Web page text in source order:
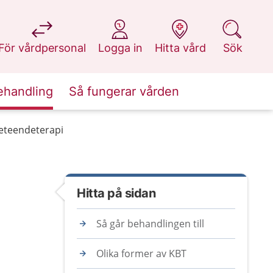
vårdpersonal
på 1177.se
Logga in
på 1177.se
Hitta vård
på 1177.se
Sök
på 1177.se
Så fungerar vården
Hitta på sidan
Så går behandlingen till
Olika former av KBT